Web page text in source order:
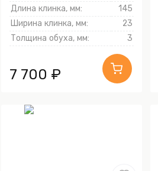
Длина клинка, мм:
145
Ширина клинка, мм:
23
Толщина обуха, мм:
3
7 700 ₽